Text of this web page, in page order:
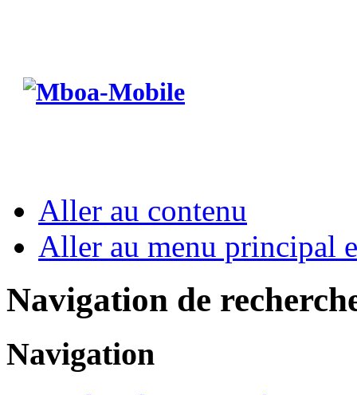
Aller au contenu
Aller au menu principal
Navigation de
Navigation